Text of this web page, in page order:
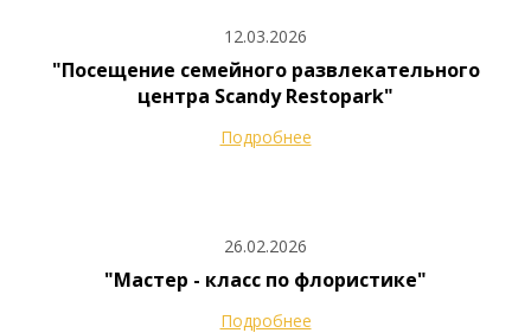
12.03.2026
"Посещение семейного развлекательного
центра Scandy Restopark"
Подробнее
26.02.2026
"Мастер - класс по флористике"
Подробнее